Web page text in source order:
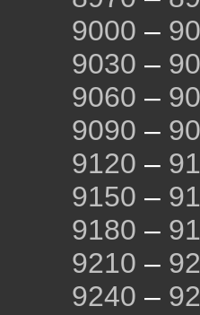
9000 –
9030 –
9060 –
9090 –
9120 –
9150 –
9180 –
9210 –
9240 –